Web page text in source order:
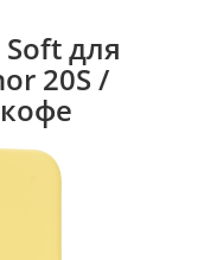
для
20S /